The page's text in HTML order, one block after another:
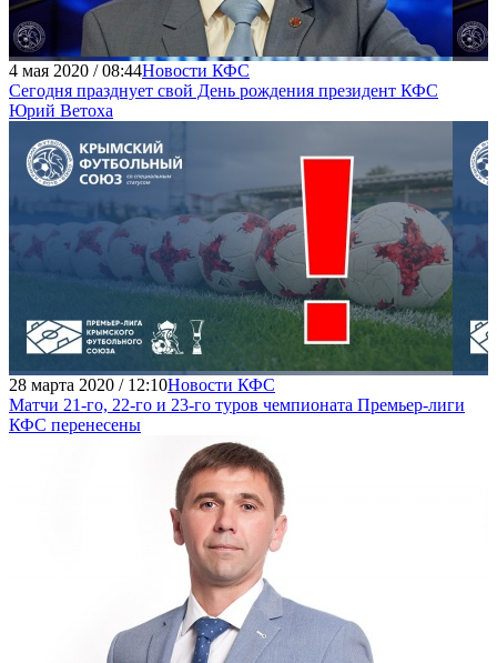
4 мая 2020 / 08:44Новости КФС
Сегодня празднует свой День рождения президент КФС
Юрий Ветоха
28 марта 2020 / 12:10Новости КФС
Матчи 21-го, 22-го и 23-го туров чемпионата Премьер-лиги
КФС перенесены